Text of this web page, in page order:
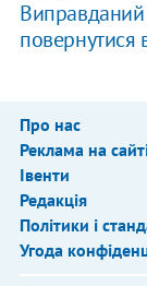
Виправданий
повернутися
Про нас
Реклама на
Івенти
Редакція
Політики і
Угода